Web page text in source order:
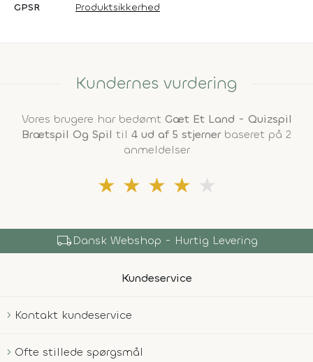
GPSR Produktsikkerhed
Kundernes vurdering
Vores brugere har bedømt Gæt Et Land - Quizspil
Brætspil Og Spil til 4 ud af 5 stjernerbaseret på 2
anmeldelser
★ ★ ★ ★ ★
local_shippingDansk Webshop - Hurtig Levering
Kundeservice
Kontakt kundeservice
Ofte stillede spørgsmål